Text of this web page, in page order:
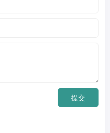
提交